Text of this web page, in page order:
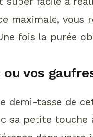
maximale,
fois la purée
ou vos
demi-tasse de
sa petite